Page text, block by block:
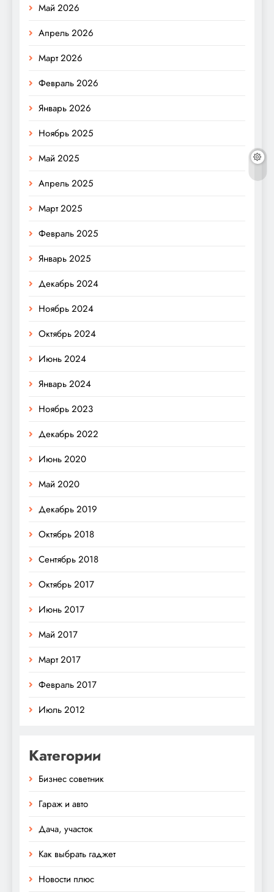
Май 2026
Апрель 2026
Март 2026
Февраль 2026
Январь 2026
Ноябрь 2025
Май 2025
Апрель 2025
Март 2025
Февраль 2025
Январь 2025
Декабрь 2024
Ноябрь 2024
Октябрь 2024
Июнь 2024
Январь 2024
Ноябрь 2023
Декабрь 2022
Июнь 2020
Май 2020
Декабрь 2019
Октябрь 2018
Сентябрь 2018
Октябрь 2017
Июнь 2017
Май 2017
Март 2017
Февраль 2017
Июль 2012
Категории
Бизнес советник
Гараж и авто
Дача, участок
Как выбрать гаджет
Новости плюс